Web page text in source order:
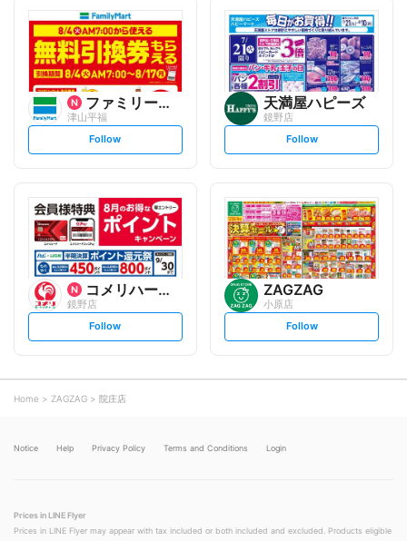
l
o
w
o
w
ファミリーマート
津山平福
s
t
o
w
Follow
天満屋ハピーズ
鏡野店
s
t
o
w
Follow
コメリハード&グリーン
鏡野店
s
t
o
w
Follow
ZAGZAG
小原店
s
t
Follow
Home ZAGZAG 院庄店
Notice Help Privacy Policy Terms and Conditions Login
Prices in LINE Flyer
Prices in LINE Flyer may appear with tax included or both included and excluded. Products eligible